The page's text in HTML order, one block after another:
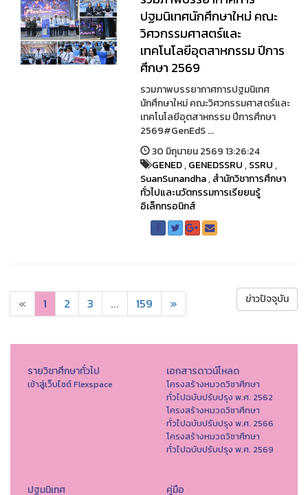
ปฐมนิเทศนักศึกษาใหม่ คณะ
วิศวกรรมศาสตร์และ
เทคโนโลยีอุตสาหกรรม ปีการ
ศึกษา 2569
รวมภาพบรรยากาศการปฐมนิเทศ
นักศึกษาใหม่ คณะวิศวกรรมศาสตร์และ
เทคโนโลยีอุตสาหกรรม ปีการศึกษา
2569#GenEdS ...
30 มิถุนายน 2569 13:26:24
GENED,GENEDSSRU,SSRU,
SuanSunandha,สำนักวิชาการศึกษา
ทั่วไปและนวัตกรรมการเรียยนรู้
อิเล็กทรอนิกส์
« 1 2 3 ... 159 » ข่าวปัจจุบัน
รายวิชาศึกษาทั่วไป
เข้าสู่เว็บไซต์ Flexspace
เอกสารดาวน์โหลด
โครงสร้างหมวดวิชาศึกษา
ทั่วไปฉบับปรับปรุง พ.ศ. 2562
โครงสร้างหมวดวิชาศึกษา
ทั่วไปฉบับปรับปรุง พ.ศ. 2566
โครงสร้างหมวดวิชาศึกษา
ทั่วไปฉบับปรับปรุง พ.ศ. 2569
ปฐมนิเทศ คู่มือ